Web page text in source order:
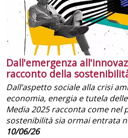
Dall'emergenza
racconto della
Dall’aspetto sociale alla crisi
economia, energia e tutela
Media 2025 racconta come
sostenibilità sia ormai entrata
10/06/26